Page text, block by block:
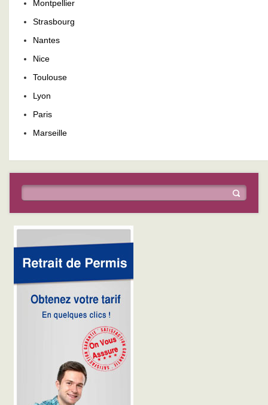
Montpellier
Strasbourg
Nantes
Nice
Toulouse
Lyon
Paris
Marseille